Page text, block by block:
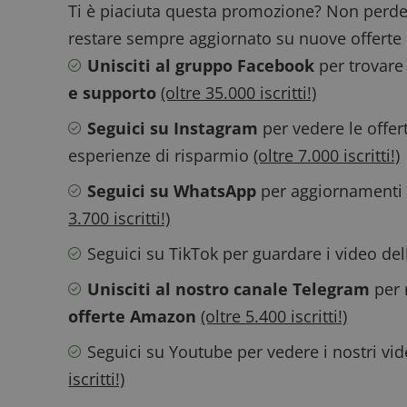
Ti è piaciuta questa promozione? Non
restare sempre aggiornato su nuove offerte
Unisciti al gruppo Facebook per
e supporto (oltre 35.000 iscritti!)
Seguici su Instagram per vedere le
esperienze di risparmio(oltre 7.000 iscritti!)
Seguici su WhatsApp per
3.700 iscritti!)
Seguici su TikTok per guardare i video
Unisciti al nostro canale Telegram per
offerte Amazon (oltre 5.400 iscritti!)
Seguici su Youtube per vedere i nostri
iscritti!)
_pk_id.1.938b
_pk_ses.1.938b
Nome
test_cookie